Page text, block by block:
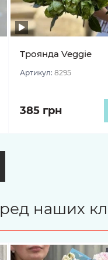
Троянда Veggie
Артикул: 8295
385 грн
наших